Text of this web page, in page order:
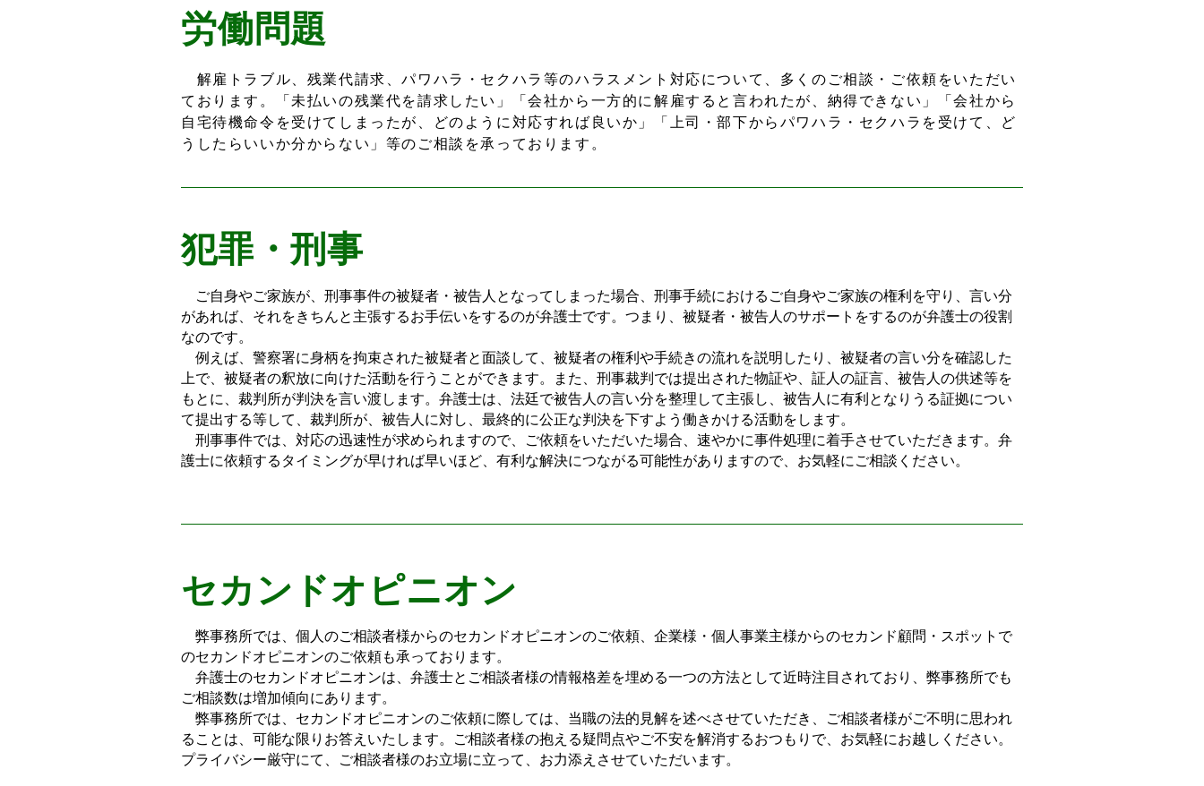
労働問題
解雇トラブル、残業代請求、パワハラ・セクハラ等のハラスメント対応について、多くのご相談・ご依頼をいただい
ております。「未払いの残業代を請求したい」「会社から一方的に解雇すると言われたが、納得できない」「会社から
自宅待機命令を受けてしまったが、どのように対応すれば良いか」「上司・部下からパワハラ・セクハラを受けて、ど
うしたらいいか分からない」等のご相談を承っております。
犯罪・刑事
ご自身やご家族が、刑事事件の被疑者・被告人となってしまった場合、刑事手続におけるご自身やご家族の権利を守り、言い分
があれば、それをきちんと主張するお手伝いをするのが弁護士です。つまり、被疑者・被告人のサポートをするのが弁護士の役割
なのです。
例えば、警察署に身柄を拘束された被疑者と面談して、被疑者の権利や手続きの流れを説明したり、被疑者の言い分を確認した
上で、被疑者の釈放に向けた活動を行うことができます。また、刑事裁判では提出された物証や、証人の証言、被告人の供述等を
もとに、裁判所が判決を言い渡します。弁護士は、法廷で被告人の言い分を整理して主張し、被告人に有利となりうる証拠につい
て提出する等して、裁判所が、被告人に対し、最終的に公正な判決を下すよう働きかける活動をします。
刑事事件では、対応の迅速性が求められますので、ご依頼をいただいた場合、速やかに事件処理に着手させていただきます。弁
護士に依頼するタイミングが早ければ早いほど、有利な解決につながる可能性がありますので、お気軽にご相談ください。
​セカンドオピニオン
弊事務所では、個人のご相談者様からのセカンドオピニオンのご依頼、企業様・個人事業主様からのセカンド顧問・スポットで
のセカンドオピニオンのご依頼も承っております。
弁護士のセカンドオピニオンは、弁護士とご相談者様の情報格差を埋める一つの方法として近時注目されており、弊事務所でも
ご相談数は増加傾向にあります。
弊事務所では、セカンドオピニオンのご依頼に際しては、当職の法的見解を述べさせていただき、ご相談者様がご不明に思われ
ることは、可能な限りお答えいたします。ご相談者様の抱える疑問点やご不安を解消するおつもりで、お気軽にお越しください。
プライバシー厳守にて、ご相談者様のお立場に立って、お力添えさせていただいます。